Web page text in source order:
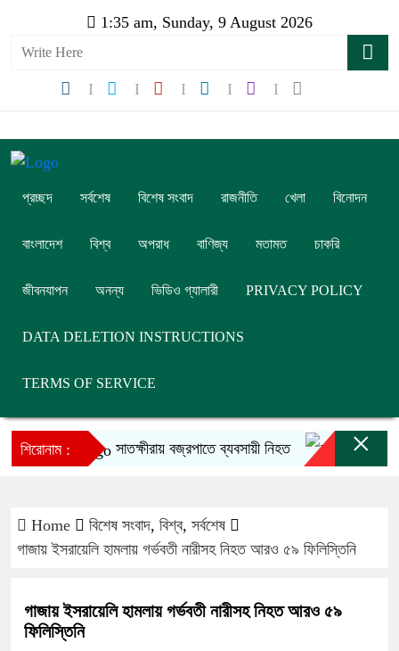
1:35 am, Sunday, 9 August 2026
প্রচ্ছদ সর্বশেষ বিশেষ সংবাদ রাজনীতি খেলা বিনোদন
বাংলাদেশ বিশ্ব অপরাধ বাণিজ্য মতামত চাকরি
জীবনযাপন অনন্য ভিডিও গ্যালারী PRIVACY POLICY
DATA DELETION INSTRUCTIONS
TERMS OF SERVICE
শিরোনাম : সাতক্ষীরায় বজ্রপাতে ব্যবসায়ী নিহত তনু হত্যা
×
Home বিশেষ সংবাদ, বিশ্ব, সর্বশেষ
গাজায় ইসরায়েলি হামলায় গর্ভবতী নারীসহ নিহত আরও ৫৯ ফিলিস্তিনি
গাজায় ইসরায়েলি হামলায় গর্ভবতী নারীসহ নিহত আরও ৫৯
ফিলিস্তিনি